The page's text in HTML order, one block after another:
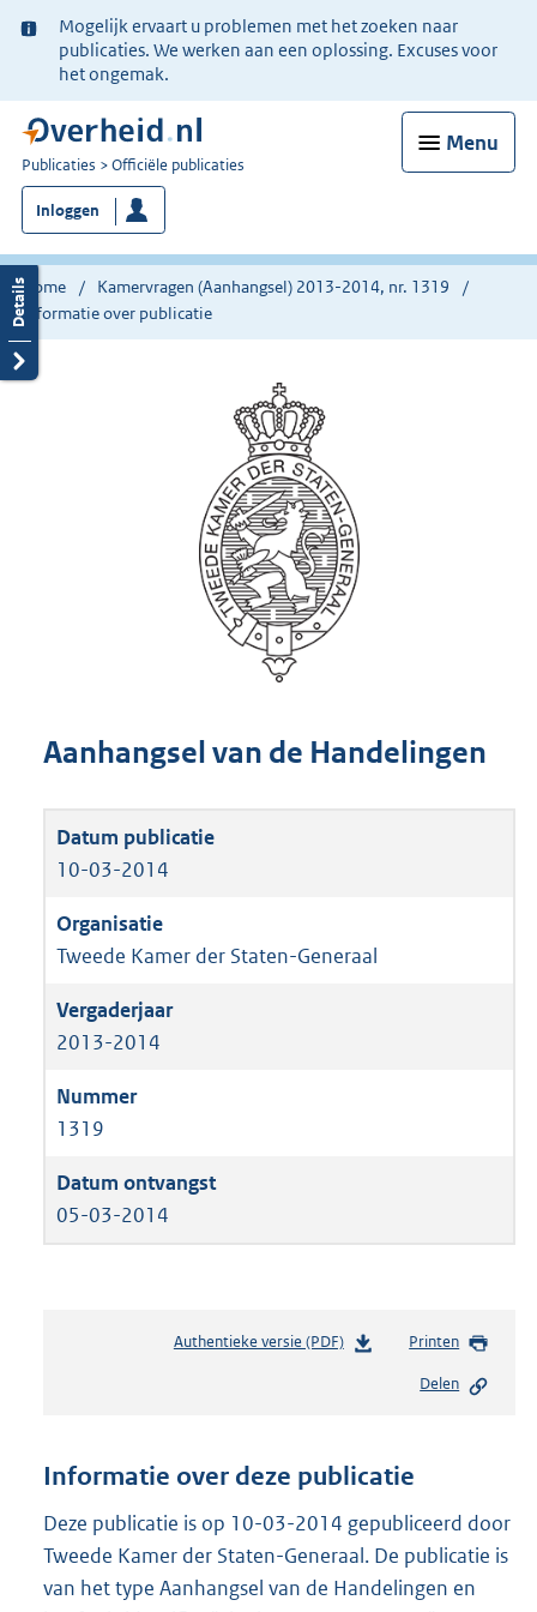
Ter
informatie:
Mogelijk ervaart u problemen met het zoeken naar
publicaties. We werken aan een oplossing. Excuses voor
het ongemak.
Menu
U
bent
nu
hier:
Publicaties Officiële publicaties
Inloggen
Home
Kamervragen (Aanhangsel) 2013-2014, nr. 1319
Informatie over publicatie
Aanhangsel van de Handelingen
10-03-2014
Tweede Kamer der Staten-Generaal
2013-2014
1319
05-03-2014
Authentieke versie (PDF)b
n
s
r
o
Printen
Delen
Informatie over deze publicatie
Deze publicatie is op 10-03-2014 gepubliceerd door
Tweede Kamer der Staten-Generaal. De publicatie is
van het type Aanhangsel van de Handelingen en